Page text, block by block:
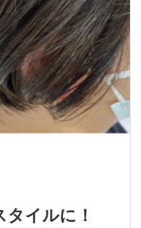
イルに！